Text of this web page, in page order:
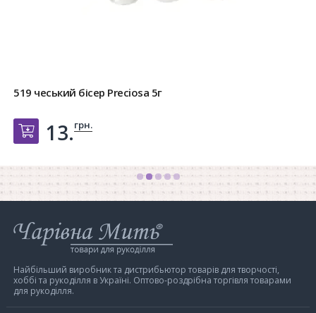
519 чеський бісер Preciosa 5г
Добавить в корзину
13.грн.
Інтернет-
магазин
Мить
Найбільший виробник та дистрибьютор товарів для творчості,
хоббі та рукоділля в Україні. Оптово-роздрібна торгівля товарами
для рукоділля.